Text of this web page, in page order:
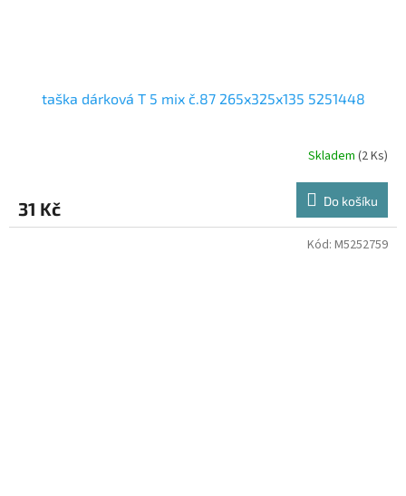
taška dárková T 5 mix č.87 265x325x135 5251448
Skladem (2 Ks)
31 Kč Do košíku
Kód: M5252759